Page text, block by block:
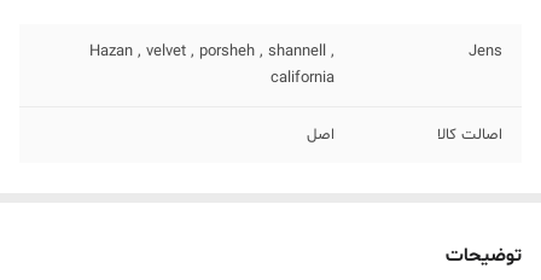
Jens
Hazan , velvet , porsheh , shannell ,
california
اصالت کالا اصل
توضیحات